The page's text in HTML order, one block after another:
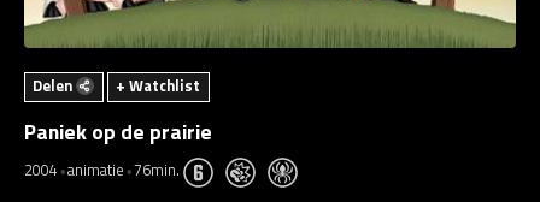
Delen + Watchlist
Paniek op de prairie
2004 animatie 76min.